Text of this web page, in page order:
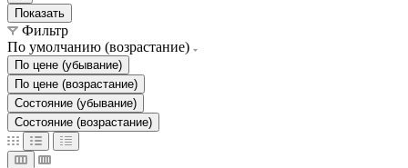
Показать
Фильтр
По умолчанию (возрастание)
По цене (убывание)
По цене (возрастание)
Состояние (убывание)
Состояние (возрастание)